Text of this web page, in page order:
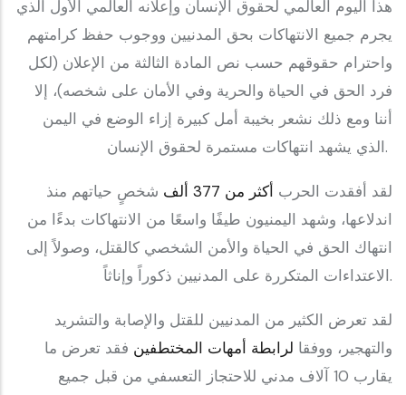
يجرم جميع الانتهاكات بحق المدنيين ووجوب حفظ كرامتهم
واحترام حقوقهم حسب نص المادة الثالثة من الإعلان (لكل
فرد الحق في الحياة والحرية وفي الأمان على شخصه)، إلا
أننا ومع ذلك نشعر بخيبة أمل كبيرة إزاء الوضع في اليمن
الذي يشهد انتهاكات مستمرة لحقوق الإنسان.
لقد أفقدت الحرب أكثر من 377 ألف
شخصٍ حياتهم منذ
اندلاعها، وشهد اليمنيون طيفًا واسعًا من الانتهاكات بدءًا من
انتهاك الحق في الحياة والأمن الشخصي كالقتل، وصولاً إلى
الاعتداءات المتكررة على المدنيين ذكوراً وإناثاً.
والتهجير، ووفقا لرابطة أمهات المختطفين فقد تعرض ما
يقارب 10 آلاف مدني للاحتجاز التعسفي من قبل جميع